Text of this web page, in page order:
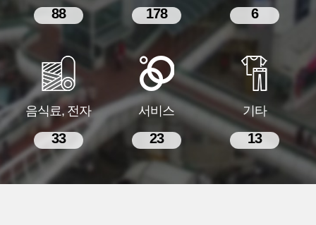
88 178 6
음식료, 전자
33
서비스
23
기타
13